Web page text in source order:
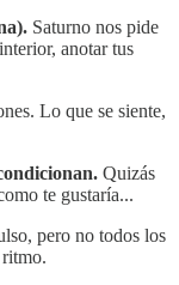
Saturno nos pide
anotar tus
Lo que se siente,
Quizás
te gustaría...
pero no todos los